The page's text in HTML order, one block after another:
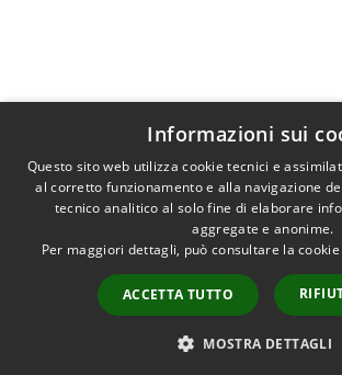
Informazioni sui
Questo sito web utilizza cookie tecnici e
al corretto funzionamento e alla navigazione
tecnico analitico al solo fine di elaborare
aggregate e anonime.
Per maggiori dettagli, può consultare la
ACCETTA TUTTO
MOSTRA DETTAGLI